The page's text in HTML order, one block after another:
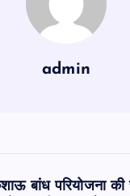
admin
बांध परियोजना की